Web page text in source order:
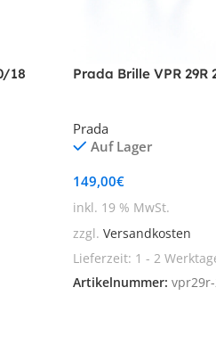
18 Prada Brille VPR 29R
Prada
Auf Lager
149,00€
inkl. 19 % MwSt.
zzgl. Versandkosten
Lieferzeit: 1 - 2
Artikelnummer: